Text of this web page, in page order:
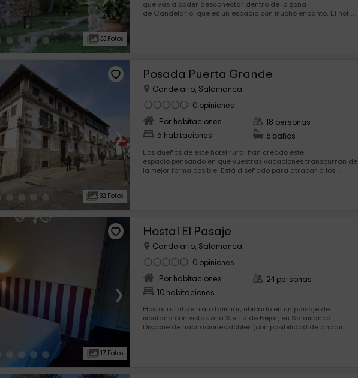
33 Fotos
que vas a poder desconectar dentro de la zona
de Candelario, que es un espacio con mucho encanto. El hotel
›
32 Fotos
Posada Puerta Grande
Candelario, Salamanca
0 opiniones
Por habitaciones
6 habitaciones
18 personas
5 baños
Los dueños de este hotel rural han creado este
espacio pensando en que vuestras vacaciones transcurran de
la mejor forma posible. Está diseñado para atrapar a los
›
17 Fotos
Hostal El Pasaje
Candelario, Salamanca
0 opiniones
Por habitaciones
10 habitaciones
24 personas
Hostal rural de trato familiar, ubicado en un paisaje de
montaña con vistas a la Sierra de Béjar, en Salamanca.
Dispone de habitaciones dobles (con posibilidad de añadir